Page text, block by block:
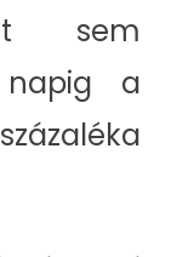
sem
a